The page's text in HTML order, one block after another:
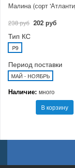
Малина (сорт
238 руб 202 руб
Тип КС
P9
Период поставки
МАЙ - НОЯБРЬ
Наличие: много
В корзину